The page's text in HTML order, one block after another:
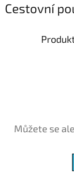
Cestovní
Můžete se